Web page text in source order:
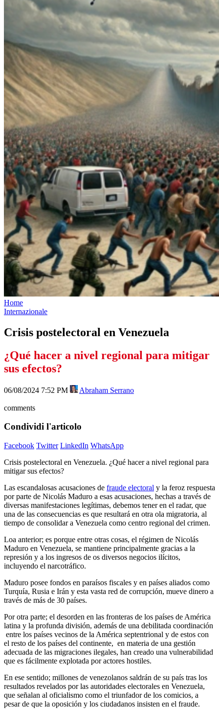
Home
Internazionale
Crisis postelectoral en Venezuela
¿Qué hacer a nivel regional para mitigar
sus efectos?
06/08/2024 7:52 PM Abraham Serrano
comments
Condividi l'articolo
Facebook Twitter LinkedIn WhatsApp
Crisis postelectoral en Venezuela. ¿Qué hacer a nivel regional para
mitigar sus efectos?
Las escandalosas acusaciones de fraude electoral y la feroz respuesta
por parte de Nicolás Maduro a esas acusaciones, hechas a través de
diversas manifestaciones legítimas, debemos tener en el radar, que
una de las consecuencias es que resultará en otra ola migratoria, al
tiempo de consolidar a Venezuela como centro regional del crimen.
Loa anterior; es porque entre otras cosas, el régimen de Nicolás
Maduro en Venezuela, se mantiene principalmente gracias a la
represión y a los ingresos de os diversos negocios ilícitos,
incluyendo el narcotráfico.
Maduro posee fondos en paraísos fiscales y en países aliados como
Turquía, Rusia e Irán y esta vasta red de corrupción, mueve dinero a
través de más de 30 países.
Por otra parte; el desorden en las fronteras de los países de América
latina y la profunda división, además de una debilitada coordinación
entre los países vecinos de la América septentrional y de estos con
el resto de los países del continente, en materia de una gestión
adecuada de las migraciones ilegales, han creado una vulnerabilidad
que es fácilmente explotada por actores hostiles.
En ese sentido; millones de venezolanos saldrán de su país tras los
resultados revelados por las autoridades electorales en Venezuela,
que señalan al oficialismo como el triunfador de los comicios, a
pesar de que la oposición y los ciudadanos insisten en el fraude.